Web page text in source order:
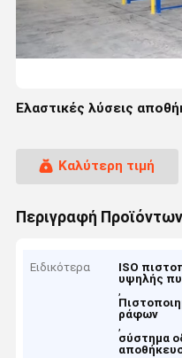
Ελαστικές λύσεις
Καλύτερη τιμή
Περιγραφή Προϊόντων
Ειδικότερα
ISO
υψηλής
,
ράφων
,
σύστημα